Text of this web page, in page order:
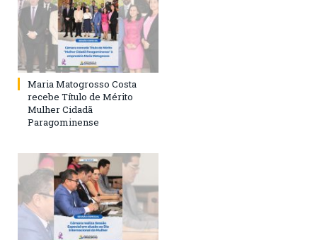
Maria Matogrosso Costa
recebe Título de Mérito
Mulher Cidadã
Paragominense